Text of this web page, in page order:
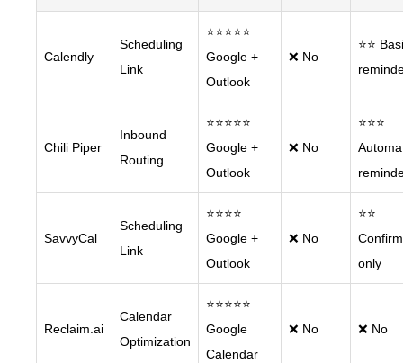
Calendly
Scheduling
Link
⭐⭐⭐⭐⭐
Google +
Outlook
❌ No
⭐⭐
Chili Piper
Inbound
Routing
⭐⭐⭐⭐⭐
Google +
Outlook
❌ No
⭐⭐⭐
SavvyCal
Scheduling
Link
⭐⭐⭐⭐
Google +
Outlook
❌ No
⭐⭐
only
Reclaim.ai
Calendar
Optimization
⭐⭐⭐⭐⭐
Google
Calendar
❌ No ❌ No